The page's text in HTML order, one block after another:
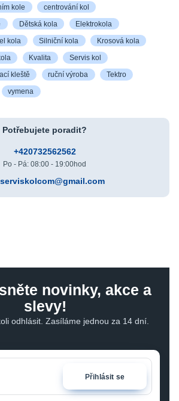
kole centrování kol
Dětská kola Elektrokola
kola Silniční kola Krosová kola
Kvalita Servis kol
kleště ruční výroba Tektro
vymena
Potřebujete poradit?
+420732562562
Po - Pá: 08:00 - 19:00hod
serviskolcom@gmail.com
novinky, akce a
slevy!
odhlásit. Zasíláme jednou za 14 dní.
Přihlásit se